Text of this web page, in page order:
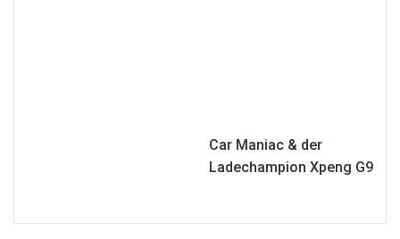
Car Maniac & der
Ladechampion Xpeng G9